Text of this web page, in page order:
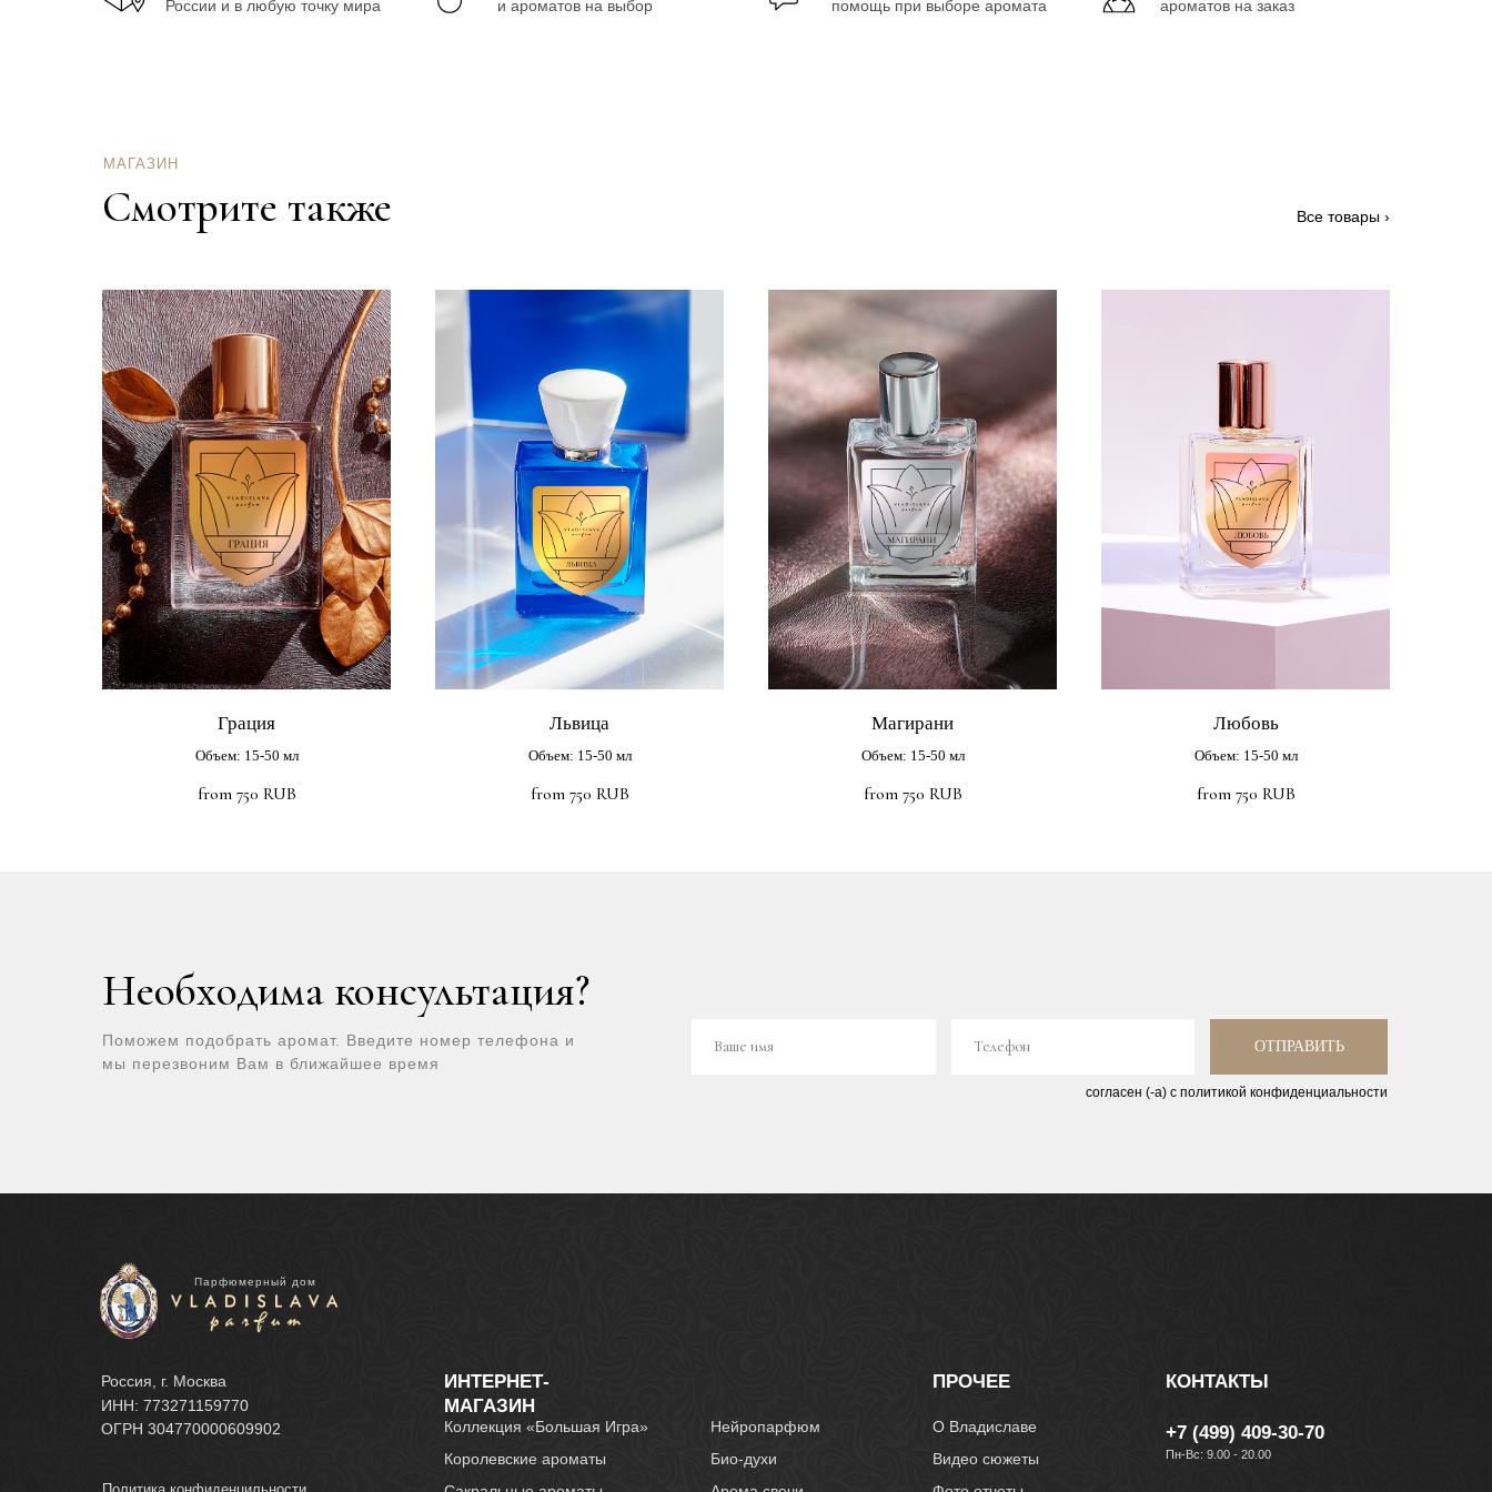
Базовые флейфовые ноты
России и в любую точку мира
и ароматов на выбор
помощь при выборе аромата
ароматов на заказ
Смотрите также
МАГАЗИН
Все товары ›
Грация
Объем: 15-50 мл
from 750 RUB
Львица
Объем: 15-50 мл
from 750 RUB
Магирани
Объем: 15-50 мл
from 750 RUB
Любовь
Объем: 15-50 мл
from 750 RUB
Необходима консультация?
Поможем подобрать аромат. Введите номер телефона и
мы перезвоним Вам в ближайшее время
Ваше имя Телефон ОТПРАВИТЬ
согласен (-а) с политикой конфиденциальности
+7 (499) 409-30-70
ИНТЕРНЕТ-
МАГАЗИН
Россия, г. Москва
ИНН: 773271159770
ОГРН 304770000609902
ПРОЧЕЕ
Парфюмерный дом
КОНТАКТЫ
Пн-Вс: 9.00 - 20.00
Коллекция «Большая Игра»
Королевские ароматы
Нейропарфюм
Био-духи
О Владиславе
Видео сюжеты